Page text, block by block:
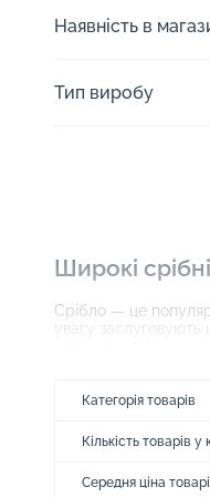
Наявність в
Тип виробу
Широкі
Срібло — це
увагу
елегантне вбрання
Переваги
Категорія товарів
Кількість товарів у
Середня ціна